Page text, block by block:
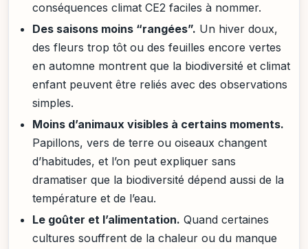
conséquences climat CE2 faciles à nommer.
Des saisons moins “rangées”. Un hiver doux,
des fleurs trop tôt ou des feuilles encore vertes
en automne montrent que la biodiversité et climat
enfant peuvent être reliés avec des observations
simples.
Moins d’animaux visibles à certains moments.
Papillons, vers de terre ou oiseaux changent
d’habitudes, et l’on peut expliquer sans
dramatiser que la biodiversité dépend aussi de la
température et de l’eau.
Le goûter et l’alimentation. Quand certaines
cultures souffrent de la chaleur ou du manque